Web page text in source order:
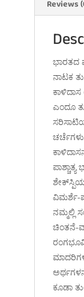
Reviews
ಭಾರತದ
ನಾಟಕ
ಎಂದೂ
ವಿಮರ್ಶೆ-
ನಮ್ಮಲ್ಲಿ
ಚಿಂತನೆ-
ಕೂಡಾ